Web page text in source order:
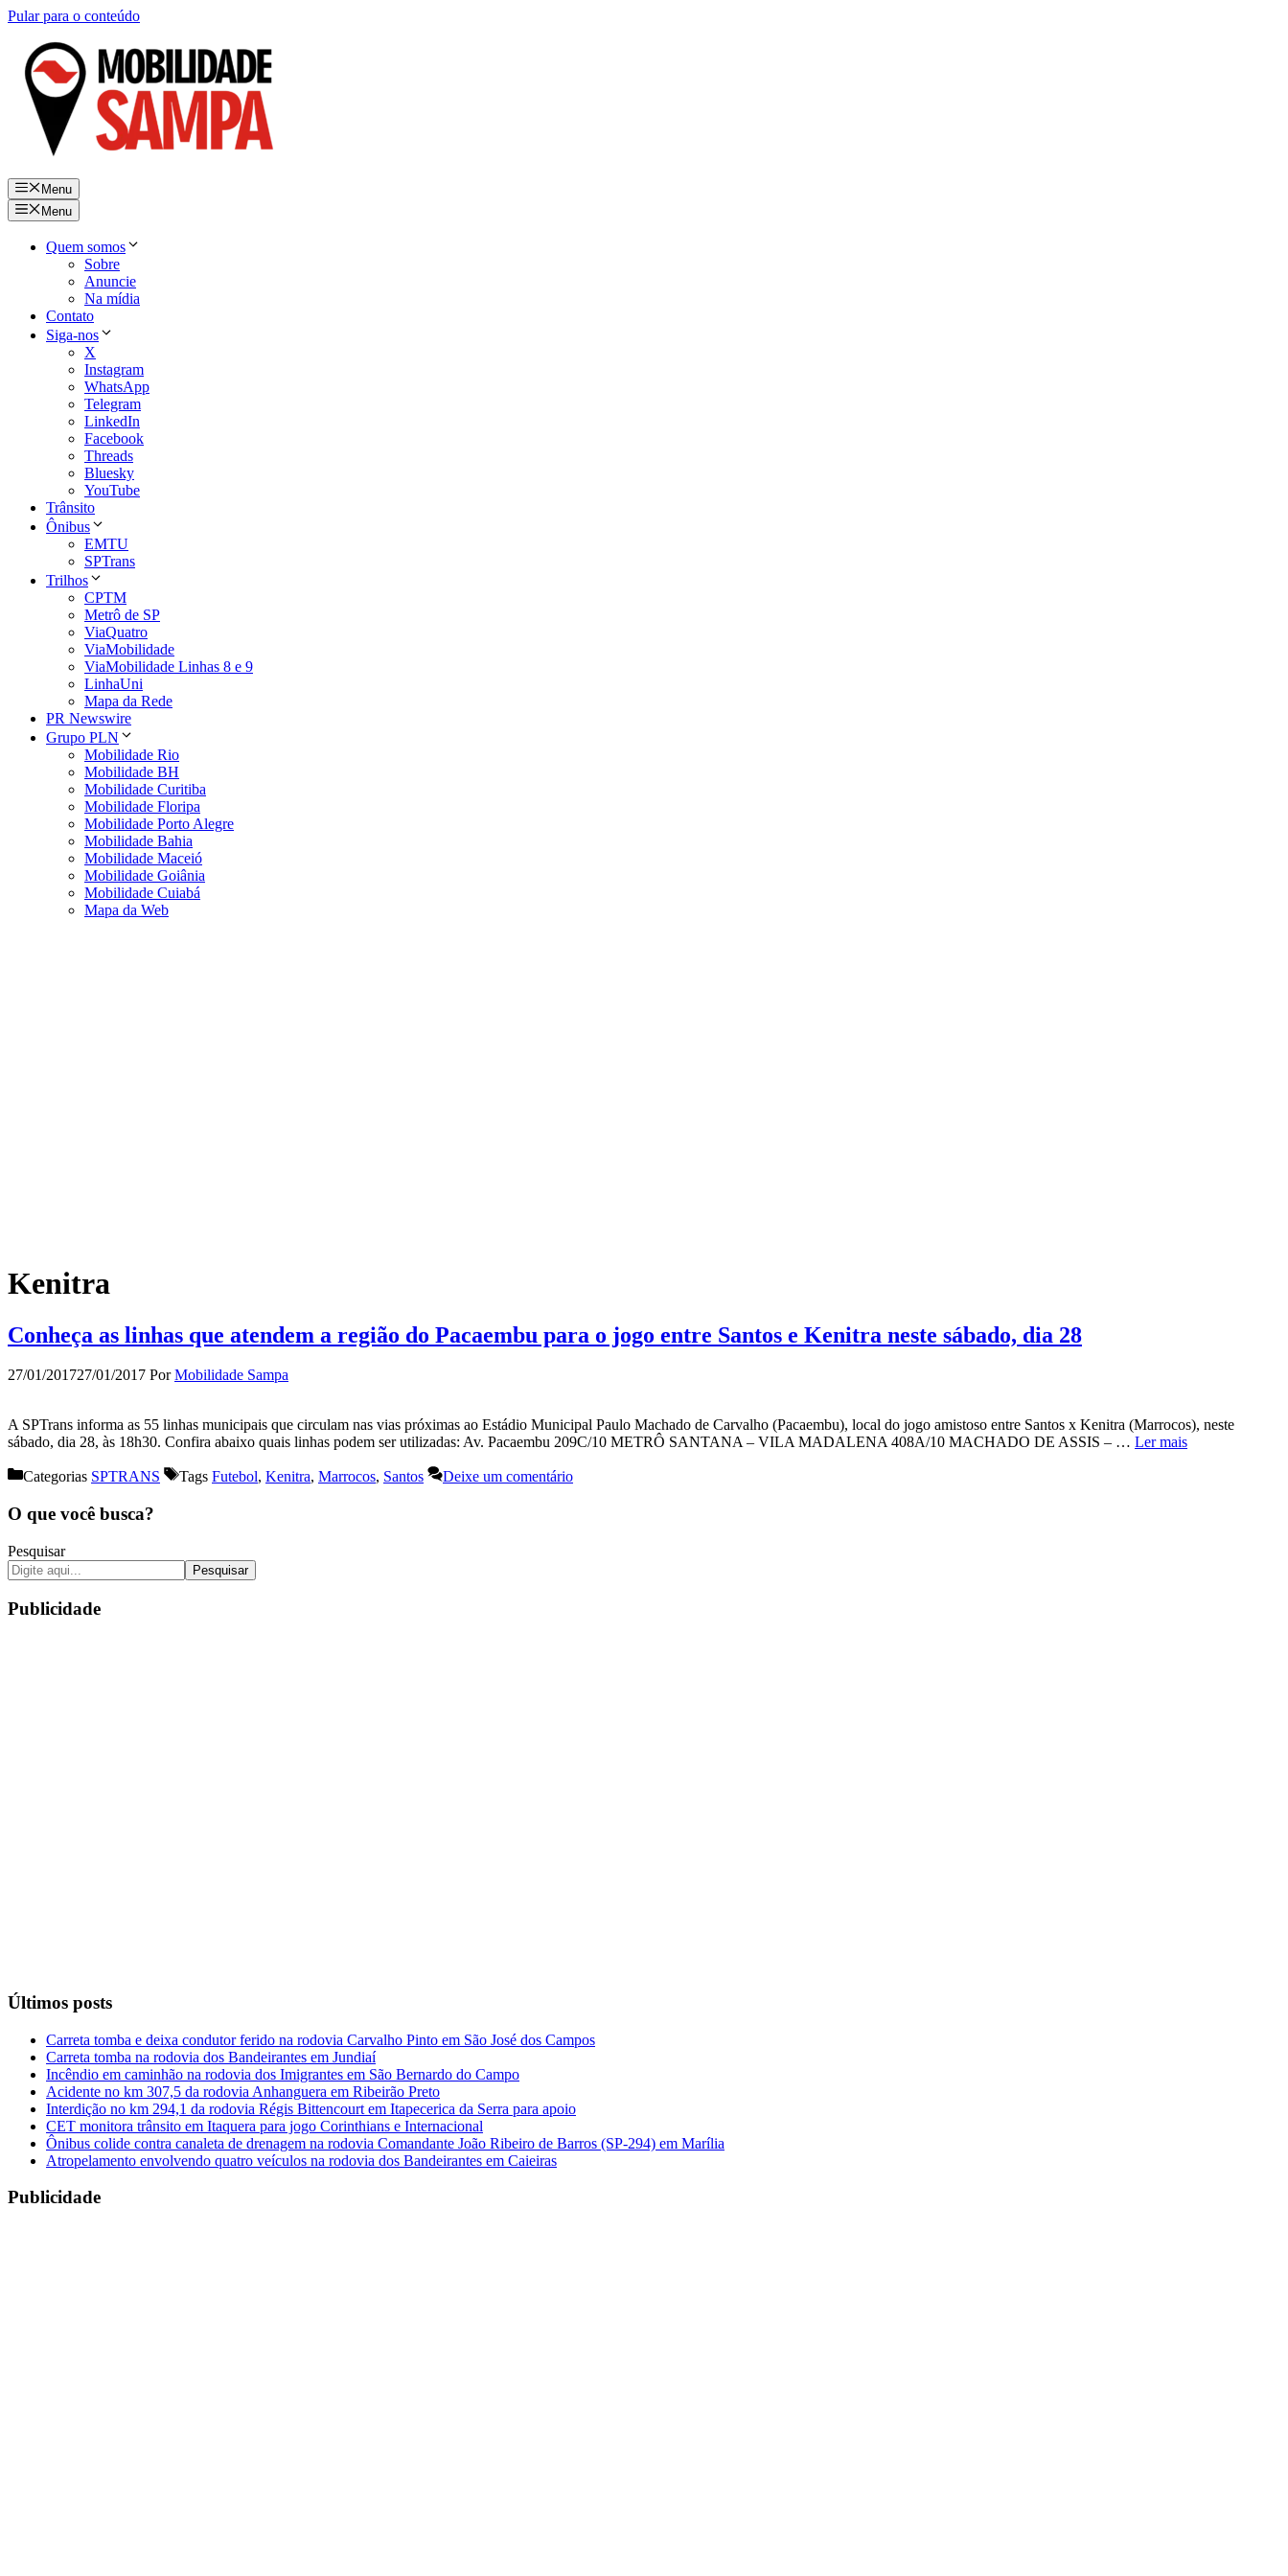
Pular para o conteúdo
Menu
Menu
Quem somos
Sobre
Anuncie
Na mídia
Contato
Siga-nos
X
Instagram
WhatsApp
Telegram
LinkedIn
Facebook
Threads
Bluesky
YouTube
Trânsito
Ônibus
EMTU
SPTrans
Trilhos
CPTM
Metrô de SP
ViaQuatro
ViaMobilidade
ViaMobilidade Linhas 8 e 9
LinhaUni
Mapa da Rede
PR Newswire
Grupo PLN
Mobilidade Rio
Mobilidade BH
Mobilidade Curitiba
Mobilidade Floripa
Mobilidade Porto Alegre
Mobilidade Bahia
Mobilidade Maceió
Mobilidade Goiânia
Mobilidade Cuiabá
Mapa da Web
Kenitra
Conheça as linhas que atendem a região do Pacaembu para o jogo entre Santos e Kenitra neste sábado, dia 28
27/01/201727/01/2017 PorMobilidade Sampa
A SPTrans informa as 55 linhas municipais que circulam nas vias próximas ao Estádio Municipal Paulo Machado de Carvalho (Pacaembu), local do jogo amistoso entre Santos x Kenitra (Marrocos), neste
sábado, dia 28, às 18h30. Confira abaixo quais linhas podem ser utilizadas: Av. Pacaembu 209C/10 METRÔ SANTANA – VILA MADALENA 408A/10 MACHADO DE ASSIS – … Ler mais
Categorias SPTRANS Tags Futebol, Kenitra, Marrocos, Santos Deixe um comentário
O que você busca?
Pesquisar
Pesquisar
Publicidade
Últimos posts
Carreta tomba e deixa condutor ferido na rodovia Carvalho Pinto em São José dos Campos
Carreta tomba na rodovia dos Bandeirantes em Jundiaí
Incêndio em caminhão na rodovia dos Imigrantes em São Bernardo do Campo
Acidente no km 307,5 da rodovia Anhanguera em Ribeirão Preto
Interdição no km 294,1 da rodovia Régis Bittencourt em Itapecerica da Serra para apoio
CET monitora trânsito em Itaquera para jogo Corinthians e Internacional
Ônibus colide contra canaleta de drenagem na rodovia Comandante João Ribeiro de Barros (SP-294) em Marília
Atropelamento envolvendo quatro veículos na rodovia dos Bandeirantes em Caieiras
Publicidade